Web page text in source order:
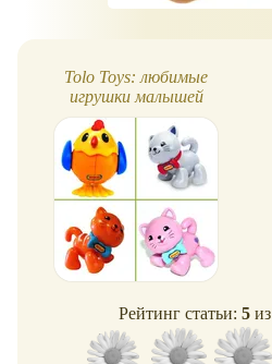
Tolo Toys: любимые
игрушки малышей
Рейтинг статьи: 5 из